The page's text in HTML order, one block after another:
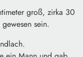
groß, zirka 30
sein.